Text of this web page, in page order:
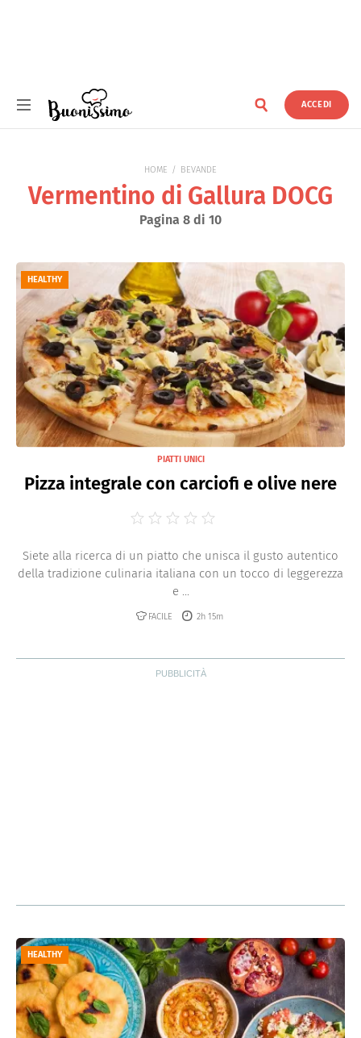
ACCEDI
HOME BEVANDE
Vermentino di Gallura DOCG
Pagina 8 di 10
HEALTHY
PIATTI UNICI
Pizza integrale con carciofi e olive nere
Siete alla ricerca di un piatto che unisca il gusto autentico
della tradizione culinaria italiana con un tocco di leggerezza
e ...
FACILE 2h 15m
HEALTHY